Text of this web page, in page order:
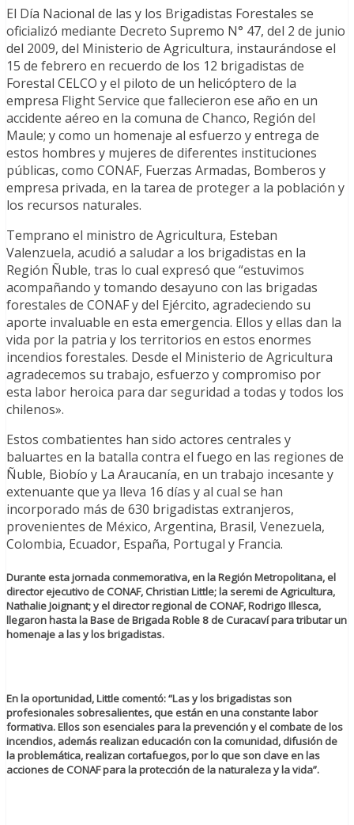
El Día Nacional de las y los Brigadistas Forestales se
oficializó mediante Decreto Supremo N° 47, del 2 de junio
del 2009, del Ministerio de Agricultura, instaurándose el
15 de febrero en recuerdo de los 12 brigadistas de
Forestal CELCO y el piloto de un helicóptero de la
empresa Flight Service que fallecieron ese año en un
accidente aéreo en la comuna de Chanco, Región del
Maule; y como un homenaje al esfuerzo y entrega de
estos hombres y mujeres de diferentes instituciones
públicas, como CONAF, Fuerzas Armadas, Bomberos y
empresa privada, en la tarea de proteger a la población y
los recursos naturales.
Temprano el ministro de Agricultura, Esteban
Valenzuela, acudió a saludar a los brigadistas en la
Región Ñuble, tras lo cual expresó que “estuvimos
acompañando y tomando desayuno con las brigadas
forestales de CONAF y del Ejército, agradeciendo su
aporte invaluable en esta emergencia. Ellos y ellas dan la
vida por la patria y los territorios en estos enormes
incendios forestales. Desde el Ministerio de Agricultura
agradecemos su trabajo, esfuerzo y compromiso por
esta labor heroica para dar seguridad a todas y todos los
chilenos».
Estos combatientes han sido actores centrales y
baluartes en la batalla contra el fuego en las regiones de
Ñuble, Biobío y La Araucanía, en un trabajo incesante y
extenuante que ya lleva 16 días y al cual se han
incorporado más de 630 brigadistas extranjeros,
provenientes de México, Argentina, Brasil, Venezuela,
Colombia, Ecuador, España, Portugal y Francia.
Durante esta jornada conmemorativa, en la Región Metropolitana, el
director ejecutivo de CONAF, Christian Little; la seremi de Agricultura,
Nathalie Joignant; y el director regional de CONAF, Rodrigo Illesca,
llegaron hasta la Base de Brigada Roble 8 de Curacaví para tributar un
homenaje a las y los brigadistas.
En la oportunidad, Little comentó: “Las y los brigadistas son
profesionales sobresalientes, que están en una constante labor
formativa. Ellos son esenciales para la prevención y el combate de los
incendios, además realizan educación con la comunidad, difusión de
la problemática, realizan cortafuegos, por lo que son clave en las
acciones de CONAF para la protección de la naturaleza y la vida”.